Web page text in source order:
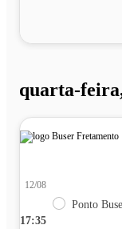
quarta-
17:35
12/08
Ponto